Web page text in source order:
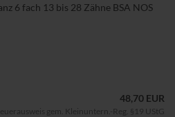
6 fach 13 bis 28 Zähne BSA NOS
48,70 EUR
gem. Kleinuntern.-Reg. §19 UStG